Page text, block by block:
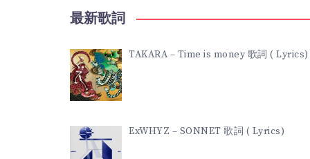
最新歌詞
TAKARA – Time is money 歌詞 ( Lyrics)
ExWHYZ – SONNET 歌詞 ( Lyrics)